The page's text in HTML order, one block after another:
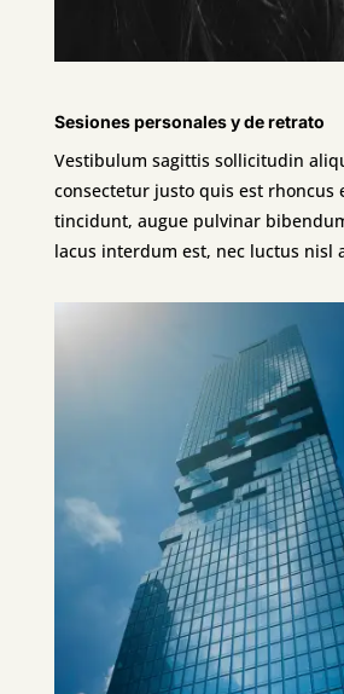
Sesiones personales y de retrato
Vestibulum sagittis sollicitudin
consectetur justo quis est rhoncus
tincidunt, augue pulvinar
lacus interdum est, nec luctus nisl